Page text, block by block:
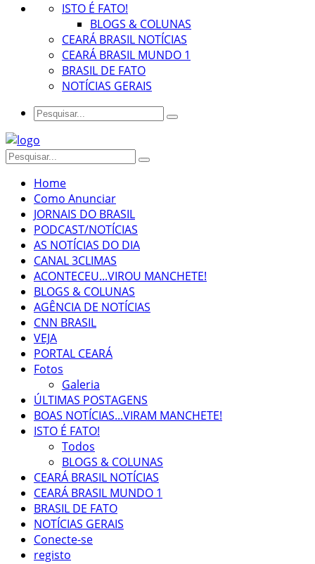
ISTO É FATO!
BLOGS & COLUNAS
CEARÁ BRASIL NOTÍCIAS
CEARÁ BRASIL MUNDO 1
BRASIL DE FATO
NOTÍCIAS GERAIS
Home
Como Anunciar
JORNAIS DO BRASIL
PODCAST/NOTÍCIAS
AS NOTÍCIAS DO DIA
CANAL 3CLIMAS
ACONTECEU...VIROU MANCHETE!
BLOGS & COLUNAS
AGÊNCIA DE NOTÍCIAS
CNN BRASIL
VEJA
PORTAL CEARÁ
Fotos
Galeria
ÚLTIMAS POSTAGENS
BOAS NOTÍCIAS...VIRAM MANCHETE!
ISTO É FATO!
Todos
BLOGS & COLUNAS
CEARÁ BRASIL NOTÍCIAS
CEARÁ BRASIL MUNDO 1
BRASIL DE FATO
NOTÍCIAS GERAIS
Conecte-se
registo